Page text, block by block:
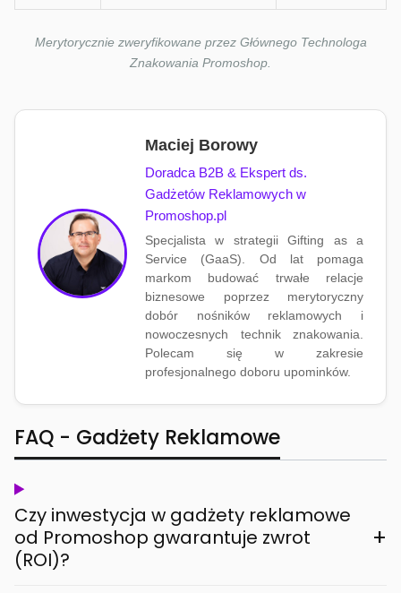
Merytorycznie zweryfikowane przez Głównego Technologa
Znakowania Promoshop.
Maciej Borowy
Doradca B2B & Ekspert ds.
Gadżetów Reklamowych w
Promoshop.pl
Specjalista w strategii Gifting as a
Service (GaaS). Od lat pomaga
markom budować trwałe relacje
biznesowe poprzez merytoryczny
dobór nośników reklamowych i
nowoczesnych technik znakowania.
Polecam się w zakresie
profesjonalnego doboru upominków.
FAQ - Gadżety Reklamowe
Czy inwestycja w gadżety reklamowe
od Promoshop gwarantuje zwrot
(ROI)?
+